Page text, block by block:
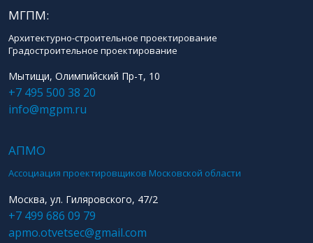
МГПМ:
Архитектурно-строительное проектирование
Градостроительное проектирование
Мытищи, Олимпийский Пр-т, 10
+7 495 500 38 20
info@mgpm.ru
АПМО
Ассоциация проектировщиков Московской области
Москва, ул. Гиляровского, 47/2
+7 499 686 09 79
apmo.otvetsec@gmail.com